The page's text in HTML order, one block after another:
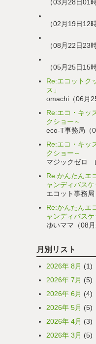
（03月28日01時
（02月19日12時
（08月22日23時
（05月25日15時
Re:エコットク
ス」
omachi（06月
Re:エコ・キッ
クショー～
eco-T事務局（
Re:エコ・キッ
クショー～
マジックゼロ
Re:かんたんエ
ャンディバス
エコット事務局
Re:かんたんエ
ャンディバス
ゆいママ（08月
月別リスト
2026年 8月 (1)
2026年 7月 (5)
2026年 6月 (4)
2026年 5月 (5)
2026年 4月 (3)
2026年 3月 (5)